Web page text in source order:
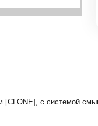
[CLONE], с системой